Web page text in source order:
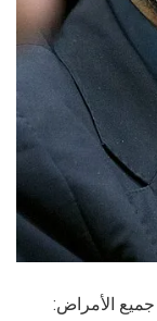
الأمراض: